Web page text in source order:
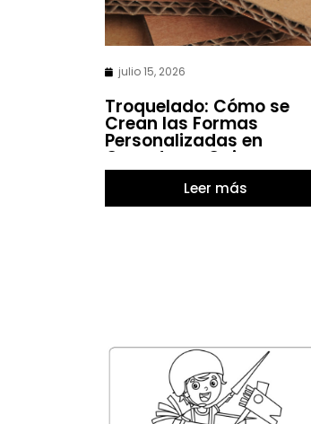
julio 15, 2026
Troquelado: Cómo se
Crean las Formas
Personalizadas en
Carpetas o Cajas
Leer más